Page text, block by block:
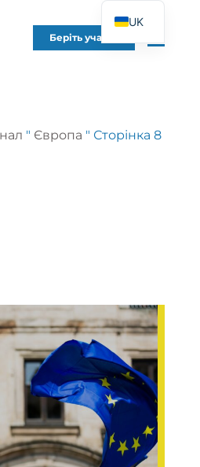
Беріть участь
" Європа " Сторінка 8
UK
FR